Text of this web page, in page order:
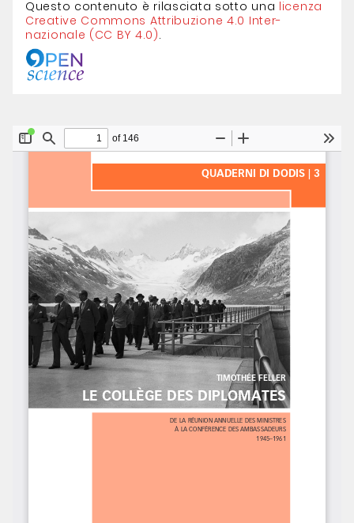
Questo contenuto è rilasciata sotto una licenza
Creative Com­mons Attri­buzione 4.0 Inter­
nazionale (CC BY 4.0).